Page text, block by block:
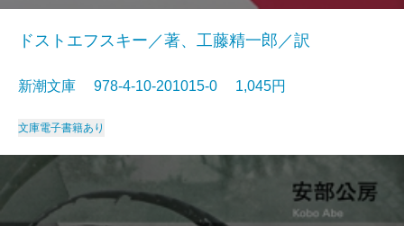
ドストエフスキー／著、工藤精一郎／訳
新潮文庫 978-4-10-201015-0 1,045円
文庫電子書籍あり